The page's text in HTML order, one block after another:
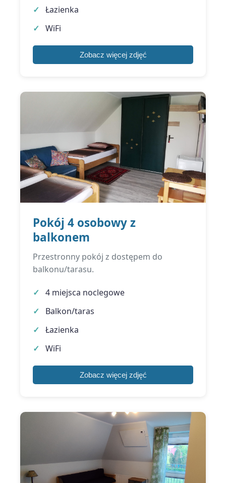
Łazienka
WiFi
Zobacz więcej zdjęć
Pokój 4 osobowy z
balkonem
Przestronny pokój z dostępem do
balkonu/tarasu.
4 miejsca noclegowe
Balkon/taras
Łazienka
WiFi
Zobacz więcej zdjęć